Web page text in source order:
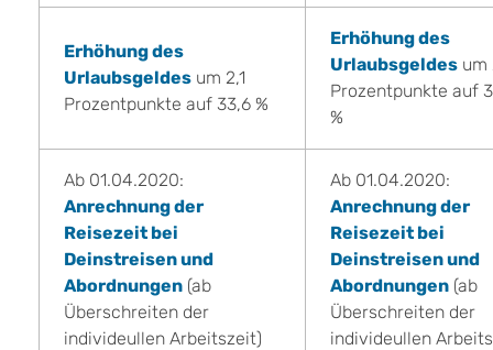
Erhöhung des
Urlaubsgeldes um 2,1
Prozentpunkte auf 33,6 %
Erhöhung des
Urlaubsgeldes um
Prozentpunkte auf
%
Ab 01.04.2020:
Anrechnung der
Reisezeit bei
Deinstreisen und
Abordnungen (ab
Überschreiten der
individeullen Arbeitszeit)
Ab 01.04.2020:
Anrechnung der
Reisezeit bei
Deinstreisen und
Abordnungen (ab
Überschreiten der
individeullen